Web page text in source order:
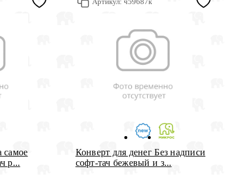
самое
р...
Конверт для денег Без надписи
софт-тач бежевый и з...